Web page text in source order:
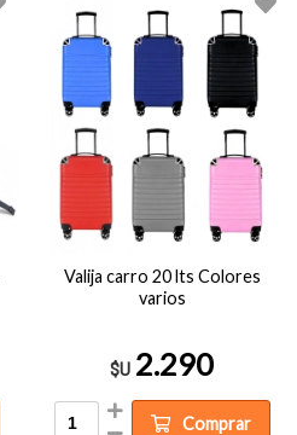
Valija carro 20 lts Colores
varios
$U 2.290
Comprar